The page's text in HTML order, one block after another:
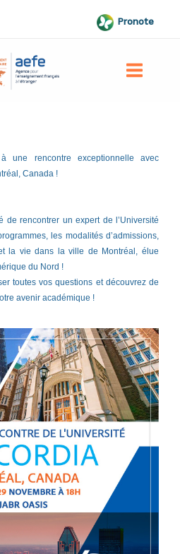
Pronote
une rencontre exceptionnelle avec
Canada !
de rencontrer un expert de l’Université
les modalités d’admissions,
la vie dans la ville de Montréal, élue
du Nord !
toutes vos questions et découvrez de
avenir académique !